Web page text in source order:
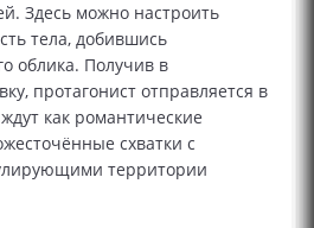
Здесь можно настроить
тела, добившись
облика. Получив в
протагонист отправляется в
как романтические
схватки с
территории